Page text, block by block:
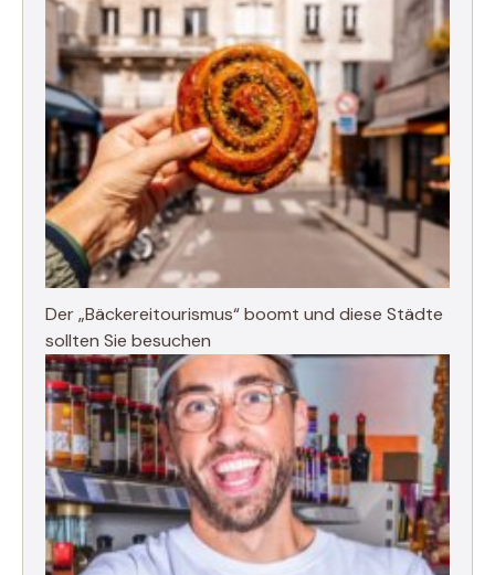
Der „Bäckereitourismus“ boomt und diese Städte
sollten Sie besuchen